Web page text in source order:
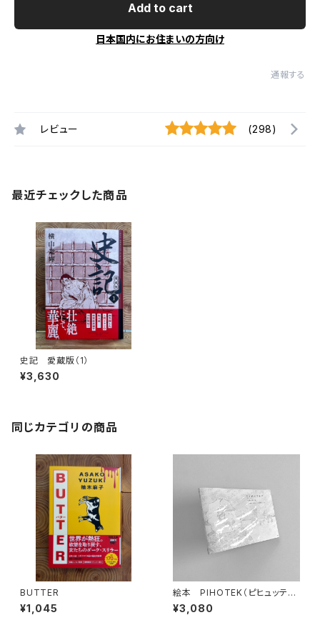
Add to cart
日本国内にお住まいの方向け
通報する
レビュー (298)
最近チェックした商品
史記 愛蔵版（1）
¥3,630
同じカテゴリの商品
BUTTER
¥1,045
絵本 PIHOTEK（ピヒュッティ）
北極を風と歩く
¥3,080